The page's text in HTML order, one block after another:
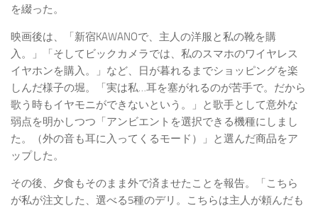
を綴った。
映画後は、「新宿KAWANOで、主人の洋服と私の靴を購
入。」「そしてビックカメラでは、私のスマホのワイヤレス
イヤホンを購入。」など、日が暮れるまでショッピングを楽
しんだ様子の堀。「実は私…耳を塞がれるのが苦手で。だから
歌う時もイヤモニができないという。」と歌手として意外な
弱点を明かしつつ「アンビエントを選択できる機種にしまし
た。（外の音も耳に入ってくるモード）」と選んだ商品をア
ップした。
その後、夕食もそのまま外で済ませたことを報告。「こちら
が私が注文した、選べる5種のデリ。こちらは主人が頼んだも